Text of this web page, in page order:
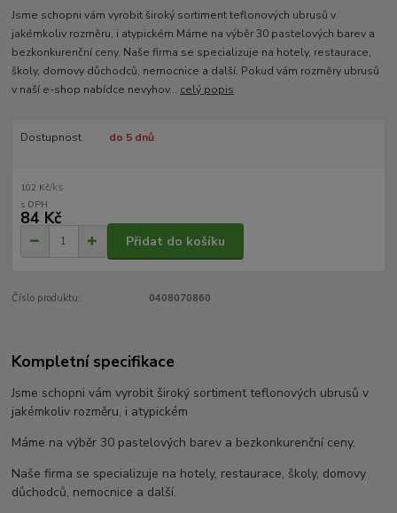
Jsme schopni vám vyrobit široký sortiment teflonových ubrusů v
jakémkoliv rozměru, i atypickém Máme na výběr 30 pastelových barev a
bezkonkurenční ceny. Naše firma se specializuje na hotely, restaurace,
školy, domovy důchodců, nemocnice a další. Pokud vám rozměry ubrusů
v naší e-shop nabídce nevyhov... celý popis
Dostupnost do 5 dnů
102 Kč/ks
84 Kč
Přidat do košíku
Číslo produktu: 0408070860
Kompletní specifikace
Jsme schopni vám vyrobit široký sortiment teflonových ubrusů v
jakémkoliv rozměru, i atypickém
Máme na výběr 30 pastelových barev a bezkonkurenční ceny.
Naše firma se specializuje na hotely, restaurace, školy, domovy
důchodců, nemocnice a další.